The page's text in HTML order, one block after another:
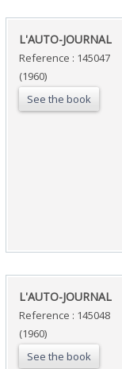
‎L'AUTO-JOURNAL ‎
Reference : 145047
(1960)
See the book
‎L'AUTO-JOURNAL ‎
Reference : 145048
(1960)
See the book